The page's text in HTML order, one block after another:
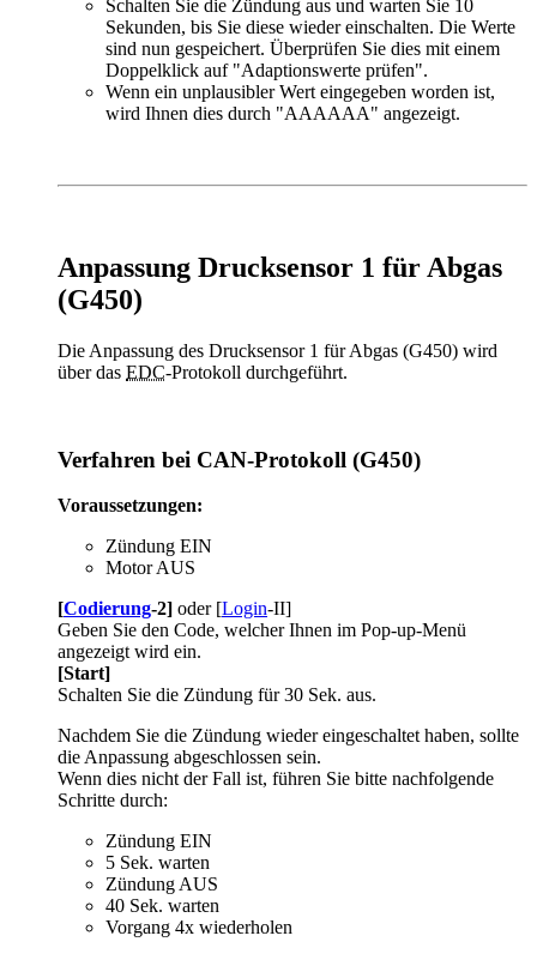
Schalten Sie die Zündung aus und warten Sie 10
Sekunden, bis Sie diese wieder einschalten. Die Werte
sind nun gespeichert. Überprüfen Sie dies mit einem
Doppelklick auf "Adaptionswerte prüfen".
Wenn ein unplausibler Wert eingegeben worden ist,
wird Ihnen dies durch "AAAAAA" angezeigt.
Anpassung Drucksensor 1 für Abgas
(G450)
Die Anpassung des Drucksensor 1 für Abgas (G450) wird
über das EDC-Protokoll durchgeführt.
Verfahren bei CAN-Protokoll (G450)
Voraussetzungen:
Zündung EIN
Motor AUS
[Codierung-2] oder [Login-II]
Geben Sie den Code, welcher Ihnen im Pop-up-Menü
angezeigt wird ein.
[Start]
Schalten Sie die Zündung für 30 Sek. aus.
Nachdem Sie die Zündung wieder eingeschaltet haben, sollte
die Anpassung abgeschlossen sein.
Wenn dies nicht der Fall ist, führen Sie bitte nachfolgende
Schritte durch:
Zündung EIN
5 Sek. warten
Zündung AUS
40 Sek. warten
Vorgang 4x wiederholen